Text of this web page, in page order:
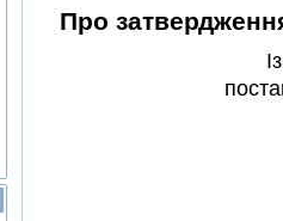
Про